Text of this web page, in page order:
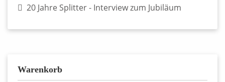
20 Jahre Splitter - Interview zum Jubiläum
Warenkorb